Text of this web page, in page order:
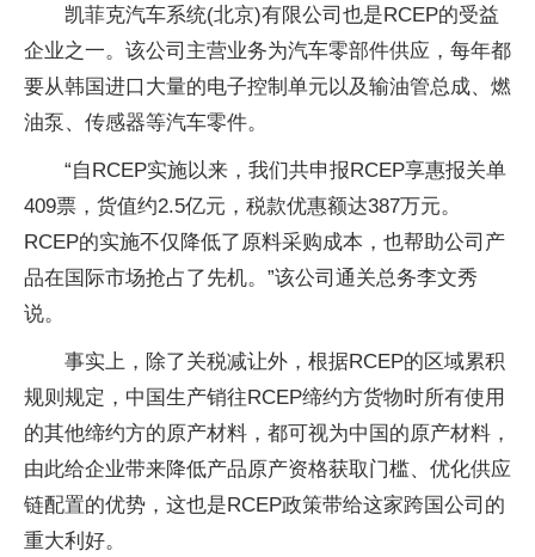
凯菲克汽车系统(北京)有限公司也是RCEP的受益
企业之一。该公司主营业务为汽车零部件供应，每年都
要从韩国进口大量的电子控制单元以及输油管总成、燃
油泵、传感器等汽车零件。
“自RCEP实施以来，我们共申报RCEP享惠报关单
409票，货值约2.5亿元，税款优惠额达387万元。
RCEP的实施不仅降低了原料采购成本，也帮助公司产
品在国际市场抢占了先机。”该公司通关总务李文秀
说。
事实上，除了关税减让外，根据RCEP的区域累积
规则规定，中国生产销往RCEP缔约方货物时所有使用
的其他缔约方的原产材料，都可视为中国的原产材料，
由此给企业带来降低产品原产资格获取门槛、优化供应
链配置的优势，这也是RCEP政策带给这家跨国公司的
重大利好。